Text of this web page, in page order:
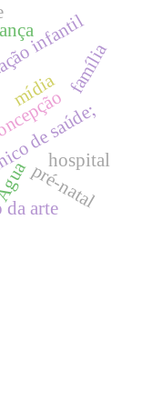
de saúde;
infantil
mídia
hospital
pré-natal
família
da arte